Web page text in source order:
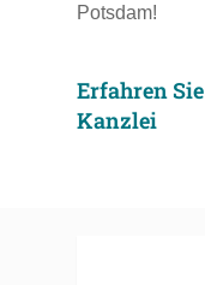
Potsdam!
Erfahren
Kanzlei